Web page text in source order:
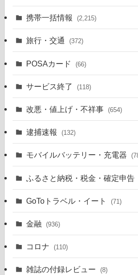
携帯一括情報 (2,215)
旅行・交通 (372)
POSAカード (66)
サービス終了 (118)
改悪・値上げ・不祥事 (654)
逮捕速報 (132)
モバイルバッテリー・充電器
ふるさと納税・税金・確定申告
GoToトラベル・イート (71)
金融 (936)
コロナ (110)
雑誌の付録レビュー (8)